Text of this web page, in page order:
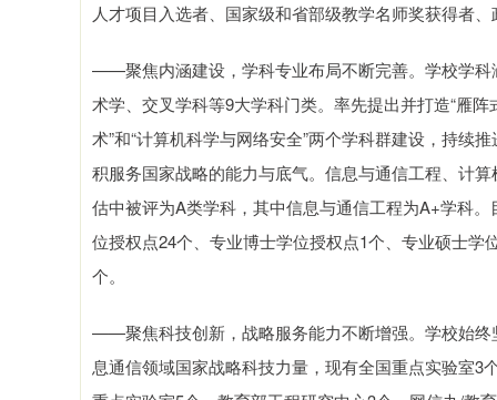
人才项目入选者、国家级和省部级教学名师奖获得者
——聚焦内涵建设，学科专业布局不断完善。学校学科
术学、交叉学科等9大学科门类。率先提出并打造“雁
术”和“计算机科学与网络安全”两个学科群建设，持续
积服务国家战略的能力与底气。信息与通信工程、计
估中被评为A类学科，其中信息与通信工程为A+学科
位授权点24个、专业博士学位授权点1个、专业硕士
个。
——聚焦科技创新，战略服务能力不断增强。学校始终
息通信领域国家战略科技力量，现有全国重点实验室